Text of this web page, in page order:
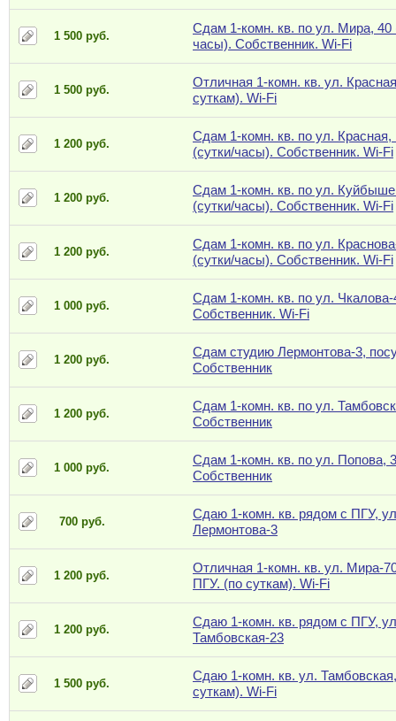
1 500 руб.
Сдам 1-комн. кв. по ул. Мира, 40
часы). Собственник. Wi-Fi
1 500 руб.
Отличная 1-комн. кв. ул.
суткам). Wi-Fi
1 200 руб.
Сдам 1-комн. кв. по ул. Красная,
(сутки/часы). Собственник. Wi-Fi
1 200 руб.
Сдам 1-комн. кв. по ул.
(сутки/часы). Собственник. Wi-Fi
1 200 руб.
Сдам 1-комн. кв. по ул.
(сутки/часы). Собственник. Wi-Fi
1 000 руб.
Сдам 1-комн. кв. по ул. Чкалова-
Собственник. Wi-Fi
1 200 руб.
Сдам студию Лермонтова-3,
Собственник
1 200 руб.
Сдам 1-комн. кв. по ул.
Собственник
1 000 руб.
Сдам 1-комн. кв. по ул. Попова,
Собственник
700 руб.
Сдаю 1-комн. кв. рядом с ПГУ,
Лермонтова-3
1 200 руб.
Отличная 1-комн. кв. ул. Мира-
ПГУ. (по суткам). Wi-Fi
1 200 руб.
Сдаю 1-комн. кв. рядом с ПГУ,
Тамбовская-23
1 500 руб.
Сдаю 1-комн. кв. ул.
суткам). Wi-Fi